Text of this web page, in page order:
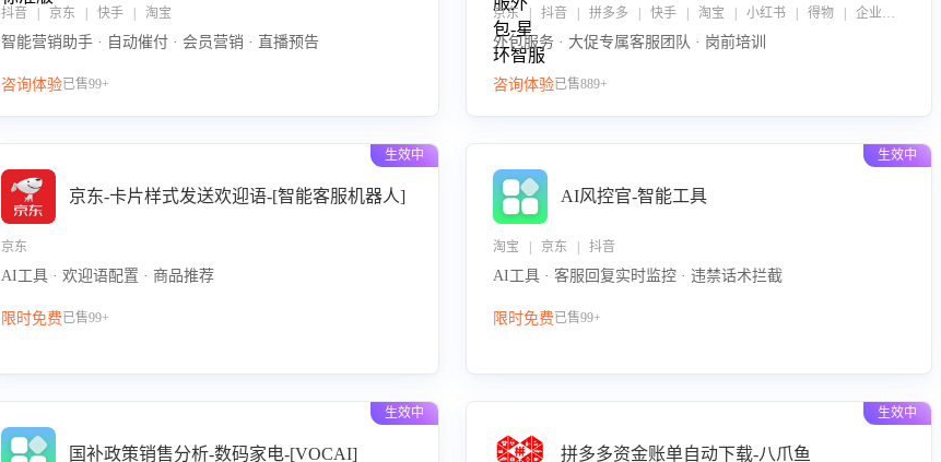
抖音 | 京东 | 快手 | 淘宝
智能营销助手 · 自动催付 · 会员营销 · 直播预告
咨询体验已售99+
京东 | 抖音 | 拼多多 | 快手 | 淘宝 | 小红书 | 得物 | 企业微信
外包服务 · 大促专属客服团队 · 岗前培训
咨询体验已售889+
生效中
京东-卡片样式发送欢迎语-[智能客服机器人]
京东
AI工具 · 欢迎语配置 · 商品推荐
限时免费已售99+
生效中
AI风控官-智能工具
淘宝 | 京东 | 抖音
AI工具 · 客服回复实时监控 · 违禁话术拦截
限时免费已售99+
生效中
国补政策销售分析-数码家电-[VOCAI]
生效中
拼多多资金账单自动下载-八爪鱼